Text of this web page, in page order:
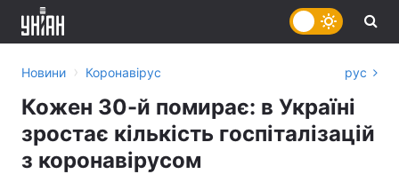
Новини › Коронавірус рус
Кожен 30-й помирає: в Україні
зростає кількість госпіталізацій
з коронавірусом